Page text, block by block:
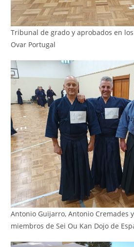
Tribunal de grado y aprobados en
Ovar Portugal
Antonio Guijarro, Antonio Cremades
miembros de Sei Ou Kan Dojo de